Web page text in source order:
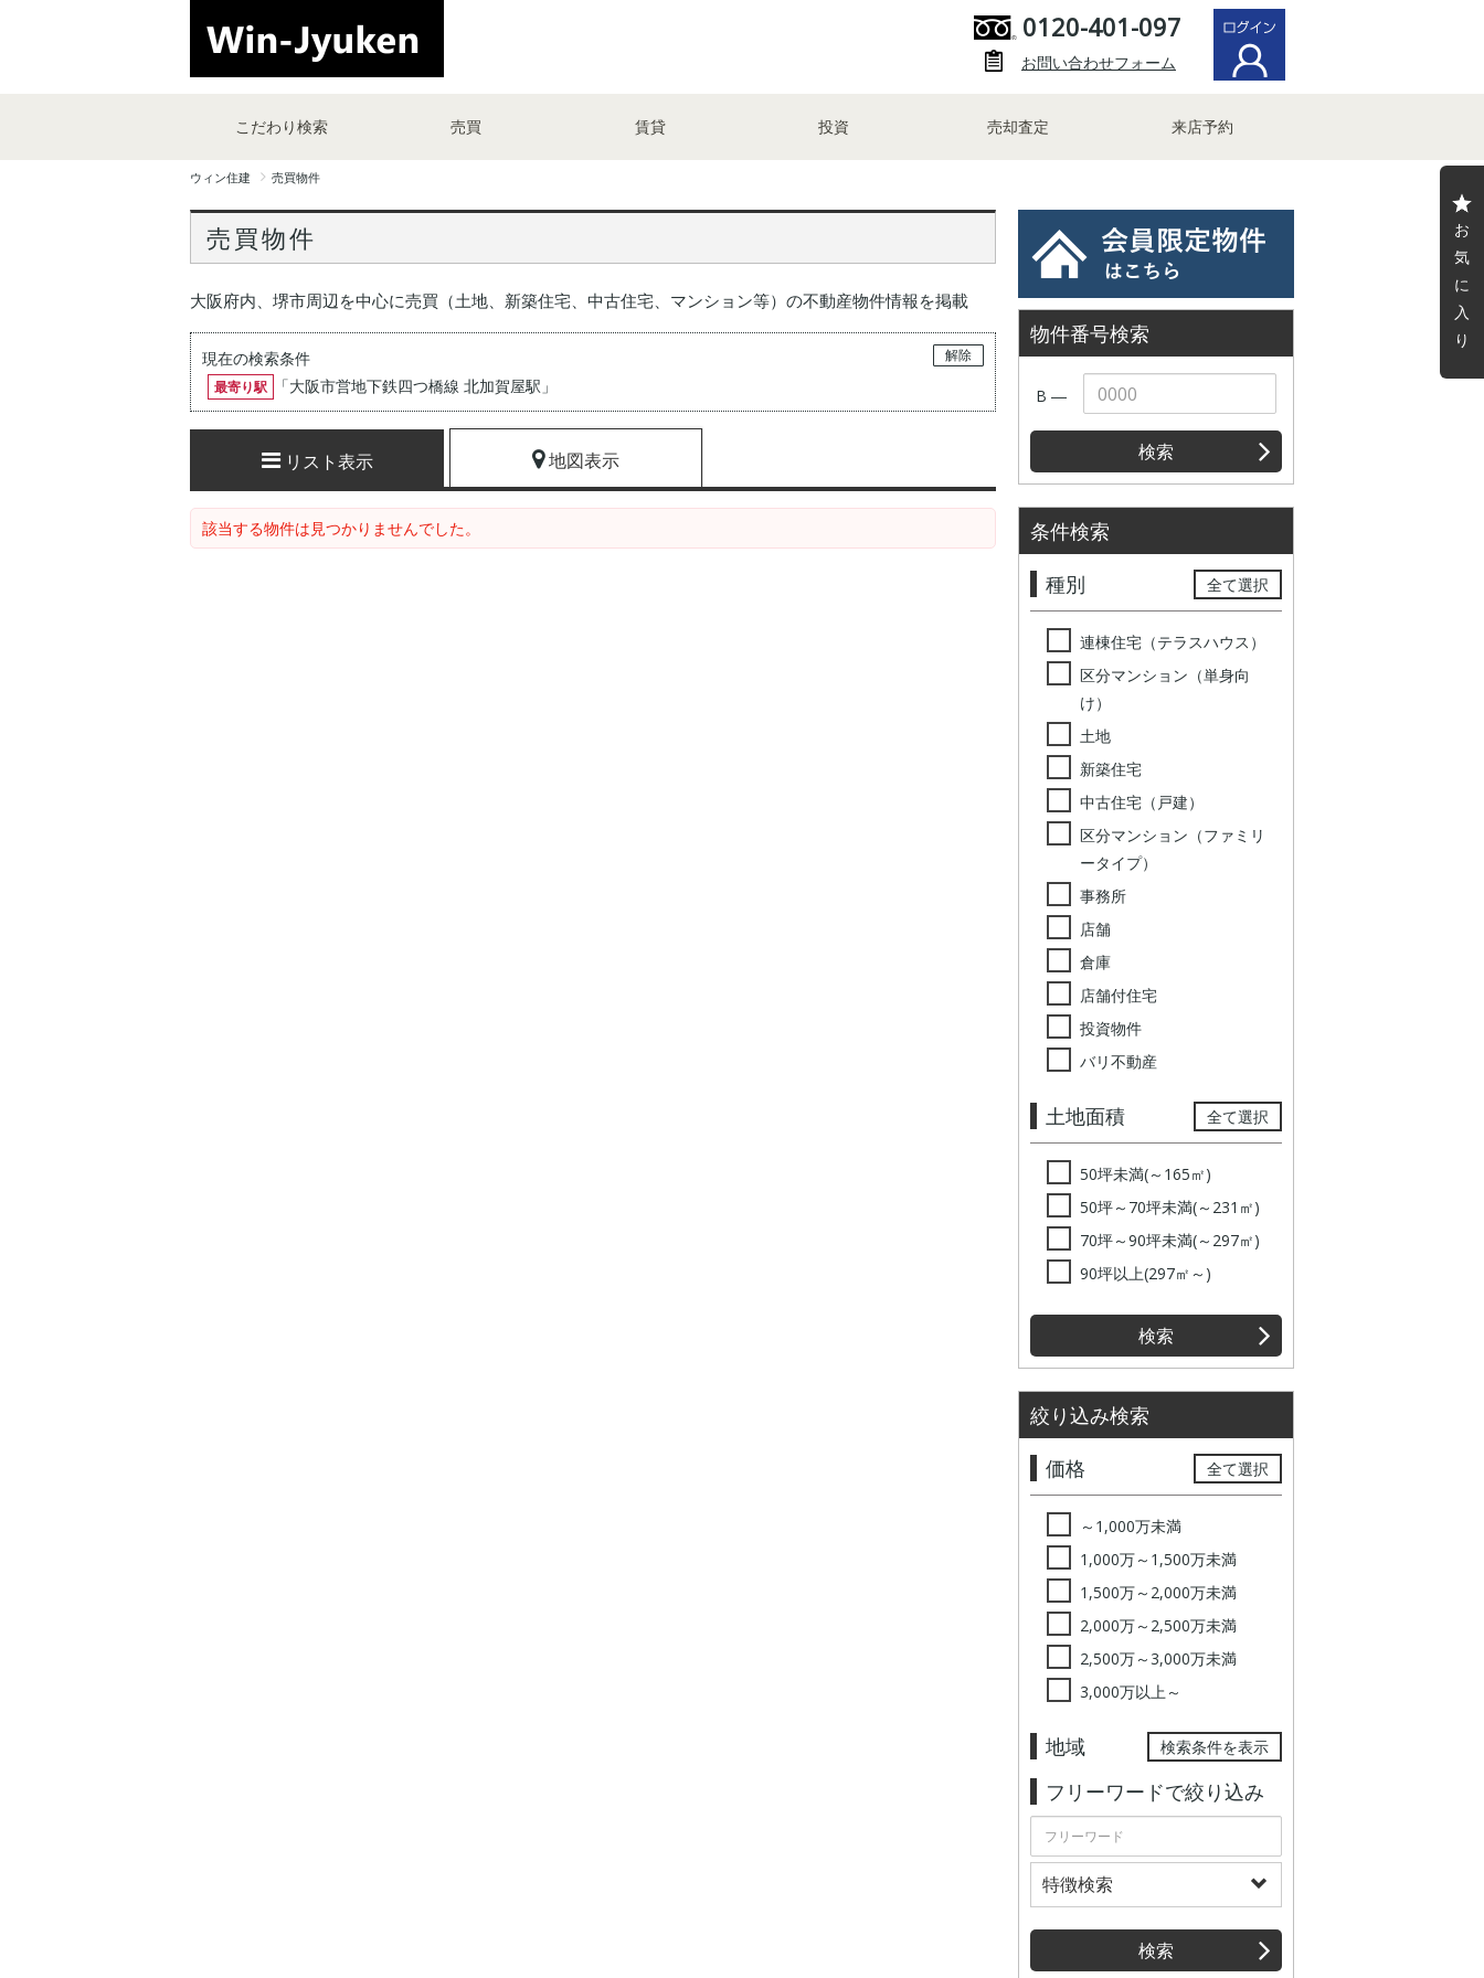
0120-401-097
お問い合わせフォーム
こだわり検索 売買 賃貸 投資 売却査定 来店予約
お
気
に
入
り
ウィン住建 売買物件
売買物件
大阪府内、堺市周辺を中心に売買（土地、新築住宅、中古住宅、マンション等）の不動産物件情報を掲載
現在の検索条件
解除
最寄り駅
「大阪市営地下鉄四つ橋線 北加賀屋駅 」
リスト表示 地図表示
該当する物件は見つかりませんでした。
物件番号検索
B ―
検索
条件検索
種別
全て選択
連棟住宅（テラスハウス）
区分マンション（単身向
け）
土地
新築住宅
中古住宅（戸建）
区分マンション（ファミリ
ータイプ）
事務所
店舗
倉庫
店舗付住宅
投資物件
バリ不動産
土地面積 全て選択
50坪未満(～165㎡)
50坪～70坪未満(～231㎡)
70坪～90坪未満(～297㎡)
90坪以上(297㎡～)
検索
絞り込み検索
価格
全て選択
～1,000万未満
1,000万～1,500万未満
1,500万～2,000万未満
2,000万～2,500万未満
2,500万～3,000万未満
3,000万以上～
地域 検索条件を表示
フリーワードで絞り込み
特徴検索
検索